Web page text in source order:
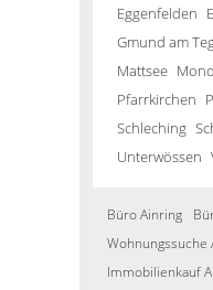
Eggenfelden
Gmund am
Mattsee
Pfarrkirchen
Schleching
Unterwössen
Büro Ainring
Wohnungssuche
Immobilienkauf